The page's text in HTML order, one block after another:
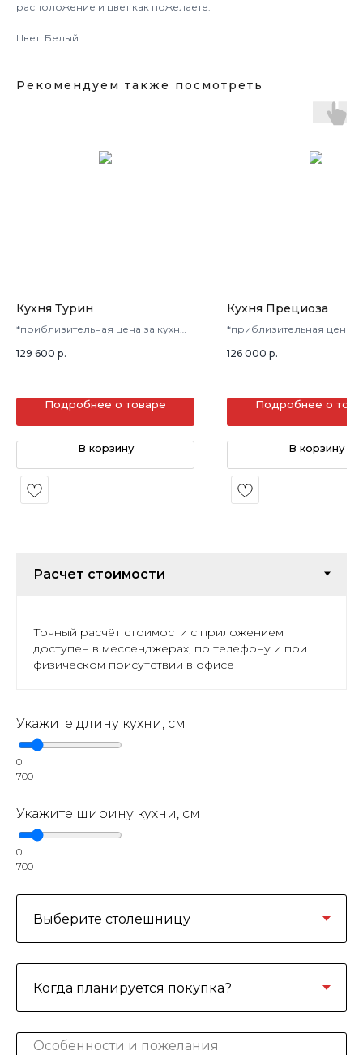
расположение и цвет как пожелаете.
Цвет: Белый
Рекомендуем также посмотреть
Кухня Турин
*приблизительная цена за кухню
129 600 р.
Подробнее о товаре
В корзину
Кухня Прециоза
*приблизительная цена
126 000 р.
Подробнее о
В корзину
Точный расчёт стоимости с приложением
доступен в мессенджерах, по телефону и при
физическом присутствии в офисе
Укажите длину кухни, см
0
700
Укажите ширину кухни, см
0
700